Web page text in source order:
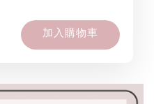
加入購物車